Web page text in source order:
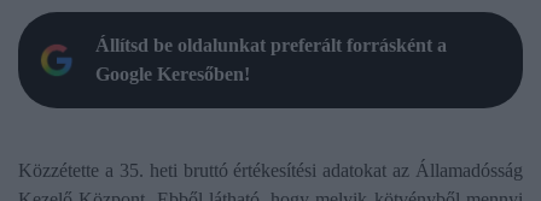
Állítsd be oldalunkat preferált forrásként a
Google Keresőben!
Közzétette a 35. heti bruttó értékesítési adatokat az Államadósság